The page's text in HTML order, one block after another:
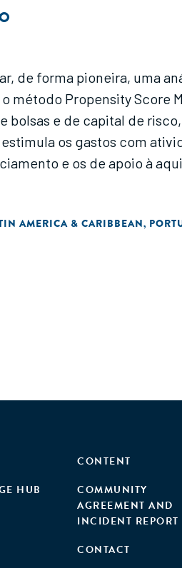
de forma pioneira, uma
método Propensity Score
e de capital de
os gastos com
e os de apoio à
AMERICA & CARIBBEAN,
HUB
CONTENT
COMMUNITY
AGREEMENT AND
INCIDENT REPORT
CONTACT